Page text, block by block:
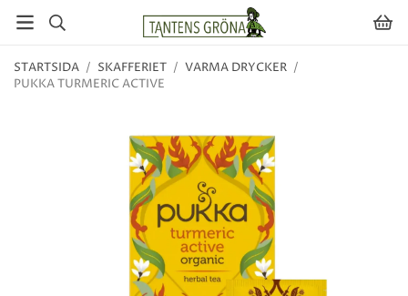
STARTSIDA / SKAFFERIET / VARMA DRYCKER /
PUKKA TURMERIC ACTIVE